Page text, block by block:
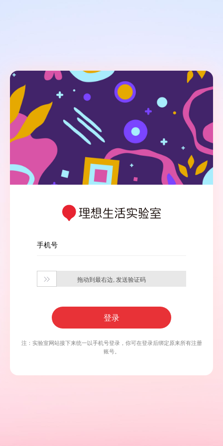
手机号
 拖动到最右边, 发送验证码
登录
注：实验室网站接下来统一以手机号登录，你可在登录后绑定原来所有注册
账号。